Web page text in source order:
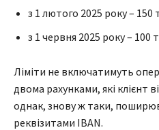
з 1 лютого 2025 року – 150
з 1 червня 2025 року – 100
Ліміти не включатимуть
двома рахунками, які клієнт
однак, знову ж таки,
реквізитами IBAN.